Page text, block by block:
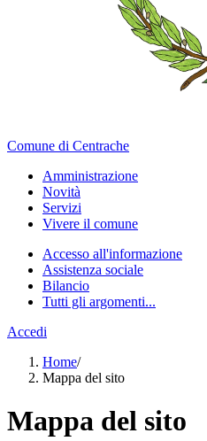
Comune di Centrache
Amministrazione
Novità
Servizi
Vivere il comune
Accesso all'informazione
Assistenza sociale
Bilancio
Tutti gli argomenti...
Accedi
Home/
Mappa del sito
Mappa del sito